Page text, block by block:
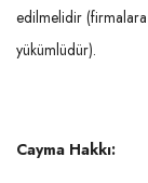
edilmelidir
yükümlüdür).
Cayma Hakkı: